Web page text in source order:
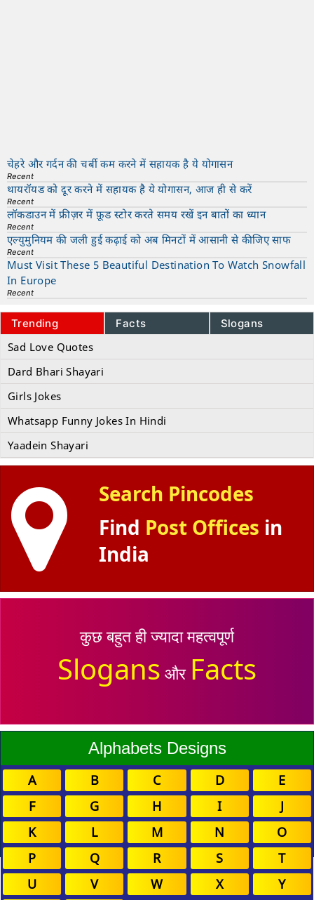
चेहरे और गर्दन की चर्बी कम करने में सहायक है ये योगासन
Recent
थायरॉयड को दूर करने में सहायक है ये योगासन, आज ही से करें
Recent
लॉकडाउन में फ्रीज़र में फ़ूड स्टोर करते समय रखें इन बातों का ध्यान
Recent
एल्युमुनियम की जली हुई कढ़ाई को अब मिनटों में आसानी से कीजिए साफ
Recent
Must Visit These 5 Beautiful Destination To Watch Snowfall
In Europe
Recent
Trending Facts Slogans
Sad Love Quotes
Dard Bhari Shayari
Girls Jokes
Whatsapp Funny Jokes In Hindi
Yaadein Shayari
Search Pincodes
Find Post Offices in
India
कुछ बहुत ही ज्यादा महत्वपूर्ण
Slogans और Facts
Alphabets Designs
A B C D
E
F
G H I
J
K
L M N
O
P
Q R S
T
U
V W X
Y